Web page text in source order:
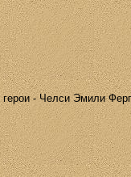
герои -ЧелсиЭми­ли